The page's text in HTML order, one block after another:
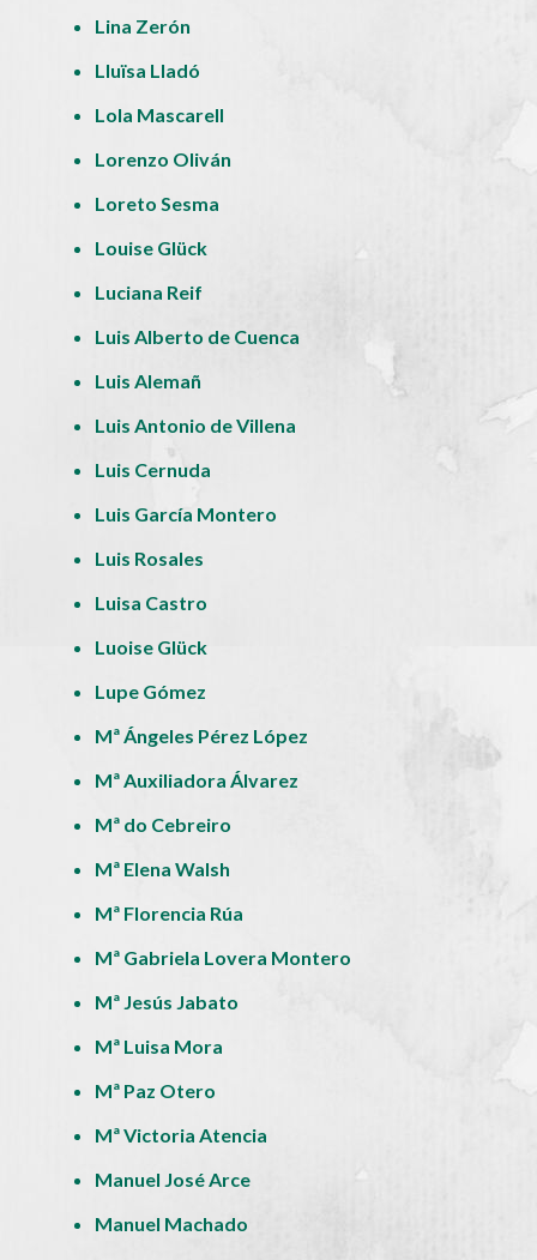
Lina Zerón
Lluïsa Lladó
Lola Mascarell
Lorenzo Oliván
Loreto Sesma
Louise Glück
Luciana Reif
Luis Alberto de Cuenca
Luis Alemañ
Luis Antonio de Villena
Luis Cernuda
Luis García Montero
Luis Rosales
Luisa Castro
Luoise Glück
Lupe Gómez
Mª Ángeles Pérez López
Mª Auxiliadora Álvarez
Mª do Cebreiro
Mª Elena Walsh
Mª Florencia Rúa
Mª Gabriela Lovera Montero
Mª Jesús Jabato
Mª Luisa Mora
Mª Paz Otero
Mª Victoria Atencia
Manuel José Arce
Manuel Machado